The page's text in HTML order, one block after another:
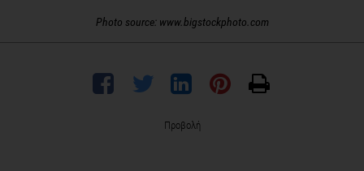
Photo source: www.bigstockphoto.com
Προβολή